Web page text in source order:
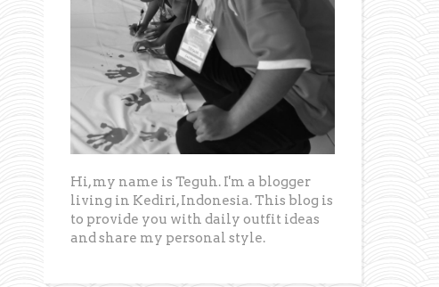
Hi, my name is Teguh. I'm a blogger
living in Kediri, Indonesia. This blog is
to provide you with daily outfit ideas
and share my personal style.